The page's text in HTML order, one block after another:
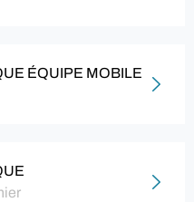
ÉQUIPE MOBILE